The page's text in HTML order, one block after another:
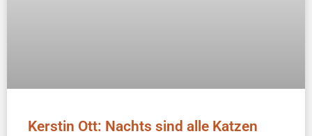
Kerstin Ott: Nachts sind alle Katzen